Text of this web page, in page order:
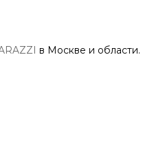
в Москве и области.